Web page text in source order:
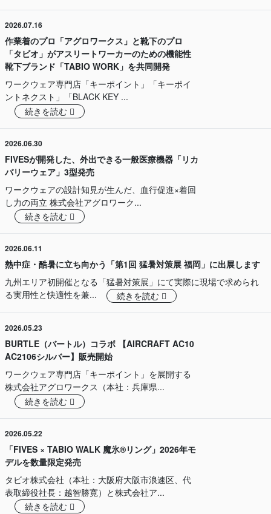
2026.07.16
作業着のプロ「アグロワークス」と靴下のプロ
「タビオ」がアスリートワーカーのための機能性
靴下ブランド「TABIO WORK」を共同開発
ワークウェア専門店「キーポイント」「キーポイ
ントネクスト」「BLACK KEY ...
続きを読む
2026.06.30
FIVESが開発した、外出できる一般医療機器「リカ
バリーウェア」3型発売
ワークウェアの設計知見が生んだ、血行促進×着回
し力の両立 株式会社アグロワーク...
続きを読む
2026.06.11
熱中症・酷暑に立ち向かう「第1回 猛暑対策展 福岡」に出展します
九州エリア初開催となる「猛暑対策展」にて実際に現場で求められ
る実用性と快適性を兼...
続きを読む
2026.05.23
BURTLE（バートル）コラボ 【AIRCRAFT AC10
AC2106シルバー】販売開始
ワークウェア専門店「キーポイント」を展開する
株式会社アグロワークス（本社：兵庫県...
続きを読む
2026.05.22
「FIVES × TABIO WALK 魔氷®️リング」2026年モ
デルを数量限定発売
タビオ株式会社（本社：大阪府大阪市浪速区、代
表取締役社長：越智勝寛）と株式会社ア...
続きを読む